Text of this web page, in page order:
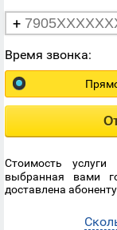
+
Время звонка:
Стоимость услуги
выбранная вами
доставлена